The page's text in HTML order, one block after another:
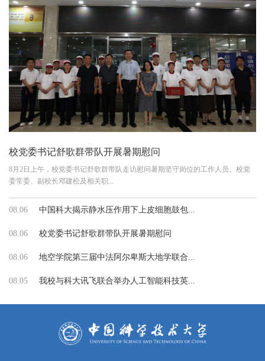
校党委书记舒歌群带队开展暑期慰问
8月2日上午，校党委书记舒歌群带队走访慰问暑期坚守岗位的工作人员。校党
委常委、副校长邓建松及相关职...
08.06 中国科大揭示静水压作用下上皮细胞鼓包...
08.06 校党委书记舒歌群带队开展暑期慰问
08.06 地空学院第三届中法阿尔卑斯大地学联合...
08.05 我校与科大讯飞联合举办人工智能科技英...